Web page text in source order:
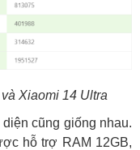
Xiaomi 14 Ultra
cũng giống nhau.
hỗ trợ RAM 12GB,